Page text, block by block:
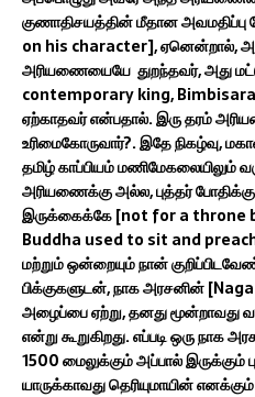
குணாதிசயத்தின் மீதான அவமதிப்பு
on his character], ஏனென்றால்,
அரியணையையே துறந்தவர், அது
contemporary king,
ஏற்காதவர் என்பதால். இரு தரம்
உரிமைகோருவார்?. இதே நிகழ்வு,
தமிழ் காப்பியம் மணிமேகலையிலும்
அரியணைக்கு அல்ல, புத்தர்
இருக்கைக்கே [not for a throne
Buddha used to sit and preach]
மற்றும் ஒன்றையும் நான்
பிக்குகளுடன், நாக அரசனின்
அழைப்பை ஏற்று, தனது மூன்றாவது
என்று கூறுகிறது. எப்படி ஒரு நாக
1500 மைலுக்கும் அப்பால் இருக்கும்
யாருக்காவது தெரியுமாயின்